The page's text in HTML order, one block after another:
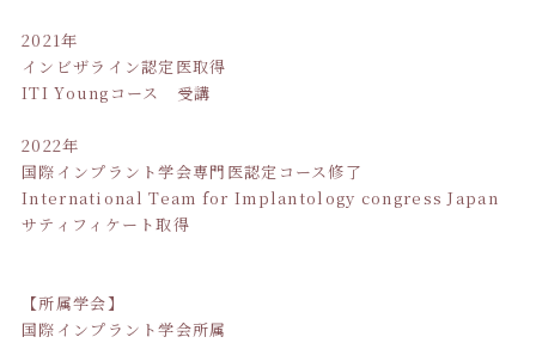
2021年
インビザライン認定医取得
ITI Youngコース 受講
2022年
国際インプラント学会専門医認定コース修了
International Team for Implantology congress Japan
サティフィケート取得
【所属学会】
国際インプラント学会所属